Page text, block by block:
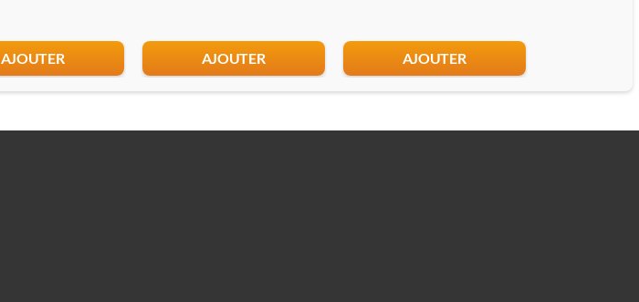
AJOUTER AJOUTER AJOUTER